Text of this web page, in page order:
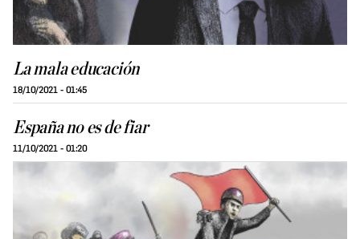
La mala educación
18/10/2021 - 01:45
España no es de fiar
11/10/2021 - 01:20